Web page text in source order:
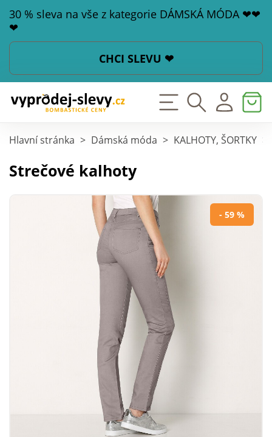
30 % sleva na vše z kategorie DÁMSKÁ MÓDA ❤❤
❤
CHCI SLEVU ❤
Hlavní stránka > Dámská móda > KALHOTY, ŠORTKY >
Strečové kalhoty
- 59 %